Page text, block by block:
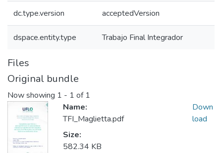
dc.type.version acceptedVersion
dspace.entity.type Trabajo Final Integrador
Files
Original bundle
Now showing 1 - 1 of 1
Name:
TFI_Maglietta.pdf
Size:
582.34 KB
Down
load